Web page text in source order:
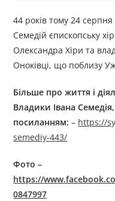
44 років тому 24
Семедій єпископську
Олександра Хіри та
Оноківці, що поблизу
Більше про життя і
Владики Івана Семедія
посиланням: – https://
semediy-443/
Фото –
https://
0847997